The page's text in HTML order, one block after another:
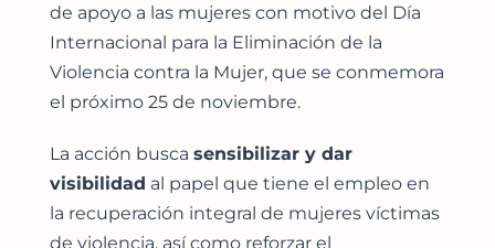
de apoyo a las mujeres con motivo del Día
Internacional para la Eliminación de la
Violencia contra la Mujer, que se conmemora
el próximo 25 de noviembre.
La acción busca sensibilizar y dar
visibilidad al papel que tiene el empleo en
la recuperación integral de mujeres víctimas
de violencia, así como reforzar el